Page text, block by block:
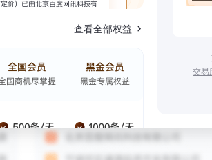
查看全部权益
交易